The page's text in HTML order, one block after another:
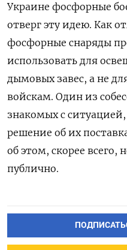
Украине фосфорные
отверг эту идею. Как
фосфорные снаряды
использовать для
дымовых завес, а не
войскам. Один из
знакомых с
решение об их
об этом, скорее всего,
публично.